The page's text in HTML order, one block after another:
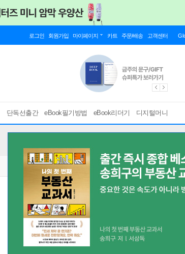
로그인 회원가입 마이페이지 카트 주문/배송 고객센터
단독선출간 eBook필기방법 eBook리더기 디지털머니